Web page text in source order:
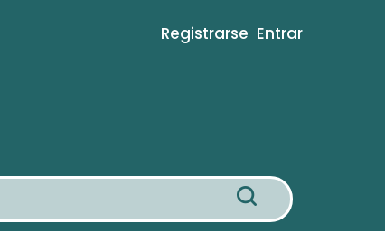
Registrarse Entrar